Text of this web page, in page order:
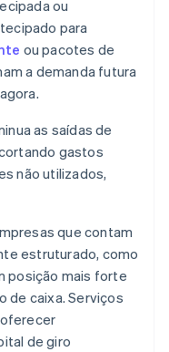
ou
para
ou pacotes de
a demanda futura
as saídas de
gastos
não utilizados,
que contam
estruturado, como
posição mais forte
de caixa. Serviços
de giro